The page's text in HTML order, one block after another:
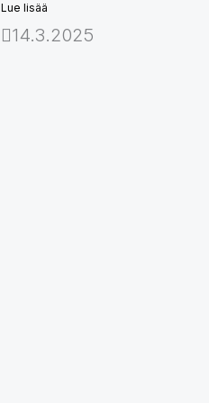
Lue lisää
14.3.2025